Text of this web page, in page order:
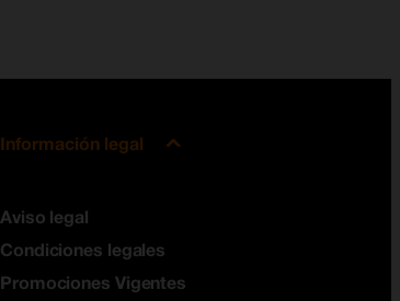
Información legal
Aviso legal
Condiciones legales
Promociones Vigentes